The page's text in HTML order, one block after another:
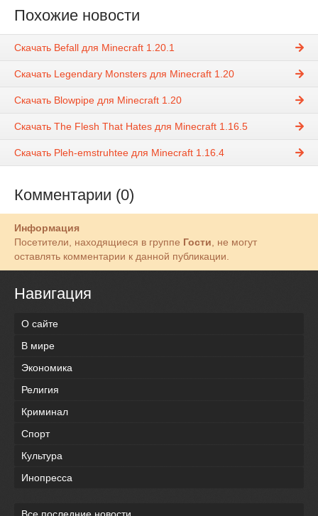
Похожие новости
Скачать Befall для Minecraft 1.20.1
Скачать Legendary Monsters для Minecraft 1.20
Скачать Blowpipe для Minecraft 1.20
Скачать The Flesh That Hates для Minecraft 1.16.5
Скачать Pleh-emstruhtee для Minecraft 1.16.4
Комментарии (0)
Информация
Посетители, находящиеся в группе Гости, не могут
оставлять комментарии к данной публикации.
Навигация
О сайте
В мире
Экономика
Религия
Криминал
Спорт
Культура
Инопресса
Все последние новости